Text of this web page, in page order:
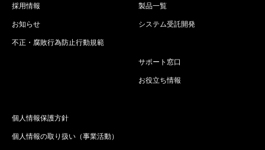
採用情報
お知らせ
不正・腐敗行為防止行動規範
製品一覧
システム受託開発
サポート窓口
お役立ち情報
個人情報保護方針
個人情報の取り扱い（事業活動）